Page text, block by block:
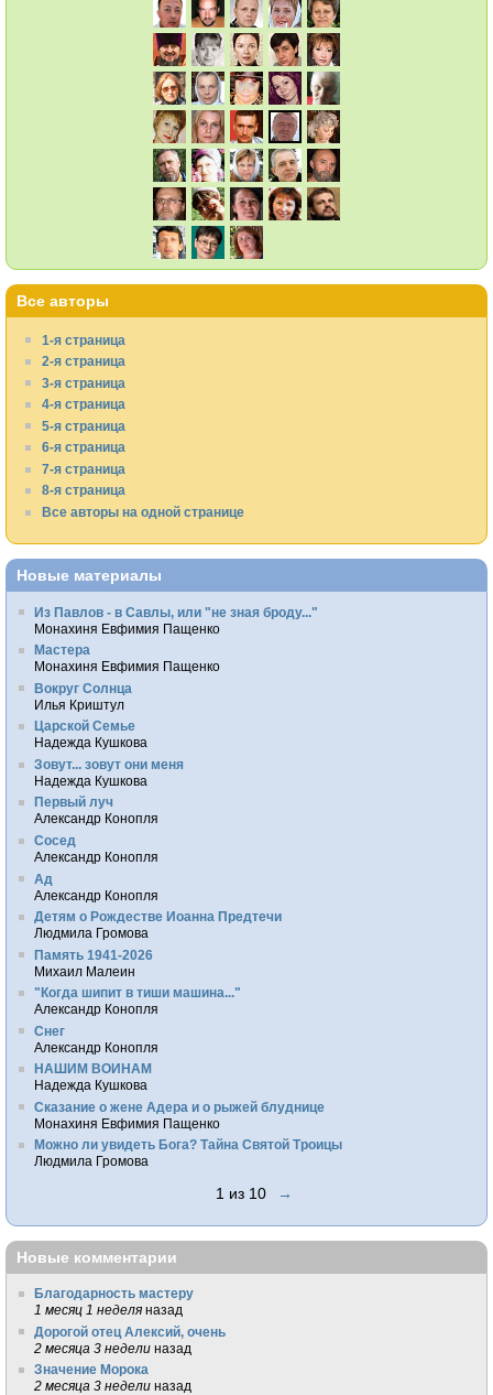
Все авторы
1-я страница
2-я страница
3-я страница
4-я страница
5-я страница
6-я страница
7-я страница
8-я страница
Все авторы на одной странице
Новые материалы
Из Павлов - в Савлы, или "не зная броду..."
Монахиня Евфимия Пащенко
Мастера
Монахиня Евфимия Пащенко
Вокруг Солнца
Илья Криштул
Царской Семье
Надежда Кушкова
Зовут... зовут они меня
Надежда Кушкова
Первый луч
Александр Конопля
Сосед
Александр Конопля
Ад
Александр Конопля
Детям о Рождестве Иоанна Предтечи
Людмила Громова
Память 1941-2026
Михаил Малеин
"Когда шипит в тиши машина..."
Александр Конопля
Снег
Александр Конопля
НАШИМ ВОИНАМ
Надежда Кушкова
Сказание о жене Адера и о рыжей блуднице
Монахиня Евфимия Пащенко
Можно ли увидеть Бога? Тайна Святой Троицы
Людмила Громова
1 из 10 →
Новые комментарии
Благодарность мастеру
1 месяц 1 неделя назад
Дорогой отец Алексий, очень
2 месяца 3 недели назад
Значение Морока
2 месяца 3 недели назад